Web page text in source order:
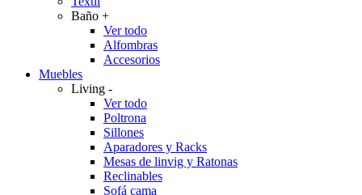
Baño +
Ver todo
Alfombras
Accesorios
Muebles
Living -
Ver todo
Poltrona
Sillones
Aparadores y Racks
Mesas de linvig y Ratonas
Reclinables
Sofá cama